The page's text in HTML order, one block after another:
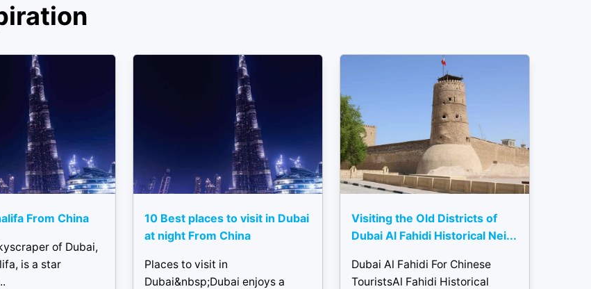
From China
of Dubai,
is a star
10 Best places to visit in Dubai
at night From China
Places to visit in
Dubai&nbsp;Dubai enjoys a
Visiting the Old Districts of
Dubai Al Fahidi Historical Nei...
Dubai Al Fahidi For Chinese
TouristsAl Fahidi Historical